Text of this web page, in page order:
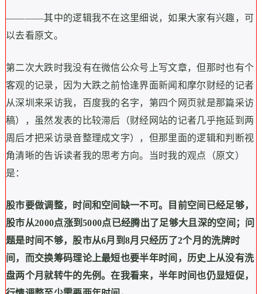
————其中的逻辑我不在这里细说，如果大家有兴趣，可
以去看原文。
第二次大跌时我没有在微信公众号上写文章，但那时也有个
客观的记录，因为大跌之前恰逢界面新闻和摩尔财经的记者
从深圳来采访我，百度我的名字，第四个网页就是那篇采访
稿），虽然发表的比较滞后（财经网站的记者几乎拖延到两
周后才把采访录音整理成文字），但那里面的逻辑和判断视
角清晰的告诉读者我的思考方向。当时我的观点（原文）
是：
股市要做调整，时间和空间缺一不可。目前空间已经足够，
股市从2000点涨到5000点已经腾出了足够大且深的空间；问
题是时间不够，股市从6月到8月只经历了2个月的洗牌时
间，而交换筹码理论上最短也要半年时间，历史上从没有洗
盘两个月就转牛的先例。在我看来，半年时间也仍显短促，